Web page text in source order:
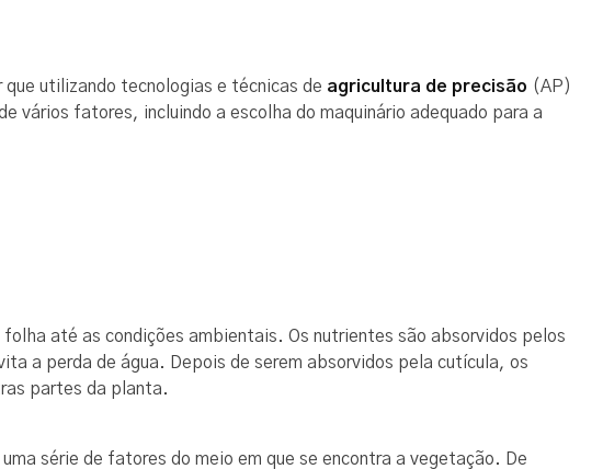
utilizando tecnologias e técnicas de agricultura de precisão (AP)
vários fatores, incluindo a escolha do maquinário adequado para a
até as condições ambientais. Os nutrientes são absorvidos pelos
a perda de água. Depois de serem absorvidos pela cutícula, os
partes da planta.
série de fatores do meio em que se encontra a vegetação. De